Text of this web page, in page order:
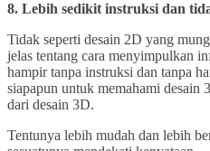
8. Lebih sedikit instruksi dan
Tidak seperti desain 2D yang
jelas tentang cara menyimpulkan
hampir tanpa instruksi dan tanpa
siapapun untuk memahami desain
dari desain 3D.
Tentunya lebih mudah dan lebih